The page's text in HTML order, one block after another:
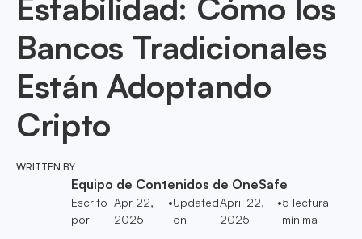
Estabilidad: Cómo los
Bancos Tradicionales
Están Adoptando
Cripto
WRITTEN BY
Equipo de Contenidos de OneSafe
Escrito
por
Apr 22,
2025
•Updated
on
April 22,
2025
•5 lectura
mínima